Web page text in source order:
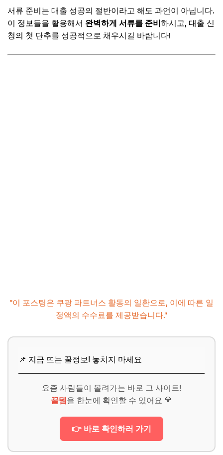
서류 준비는 대출 성공의 절반이라고 해도 과언이 아닙니다.
이 정보들을 활용해서 완벽하게 서류를 준비하시고, 대출 신
청의 첫 단추를 성공적으로 채우시길 바랍니다!
"이 포스팅은 쿠팡 파트너스 활동의 일환으로, 이에 따른 일
정액의 수수료를 제공받습니다."
📌 지금 뜨는 꿀정보! 놓치지 마세요
요즘 사람들이 몰려가는 바로 그 사이트!
꿀템 을 한눈에 확인할 수 있어요 🍭
👉 바로 확인하러 가기